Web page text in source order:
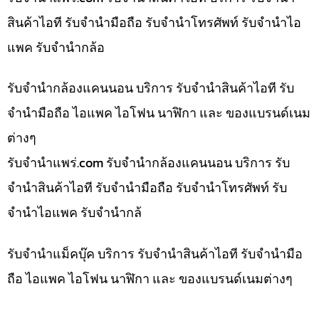
สินค้าไอที รับจำนำมือถือ รับจำนำโทรศัพท์ รับจำนำไอ
แพค รับจำนำกล้อ
รับจำนำกล้องแคนนอน บริการ รับจำนำสินค้าไอที รับ
จำนำมือถือ ไอแพค ไอโฟน นาฬิกา และ ของแบรนด์เนม
ต่างๆ
รับจํานําแพร่.com รับจำนำกล้องแคนนอน บริการ รับ
จำนำสินค้าไอที รับจำนำมือถือ รับจำนำโทรศัพท์ รับ
จำนำไอแพค รับจำนำกล้
รับจำนำแม็คบุ๊ค บริการ รับจำนำสินค้าไอที รับจำนำมือ
ถือ ไอแพค ไอโฟน นาฬิกา และ ของแบรนด์เนมต่างๆ